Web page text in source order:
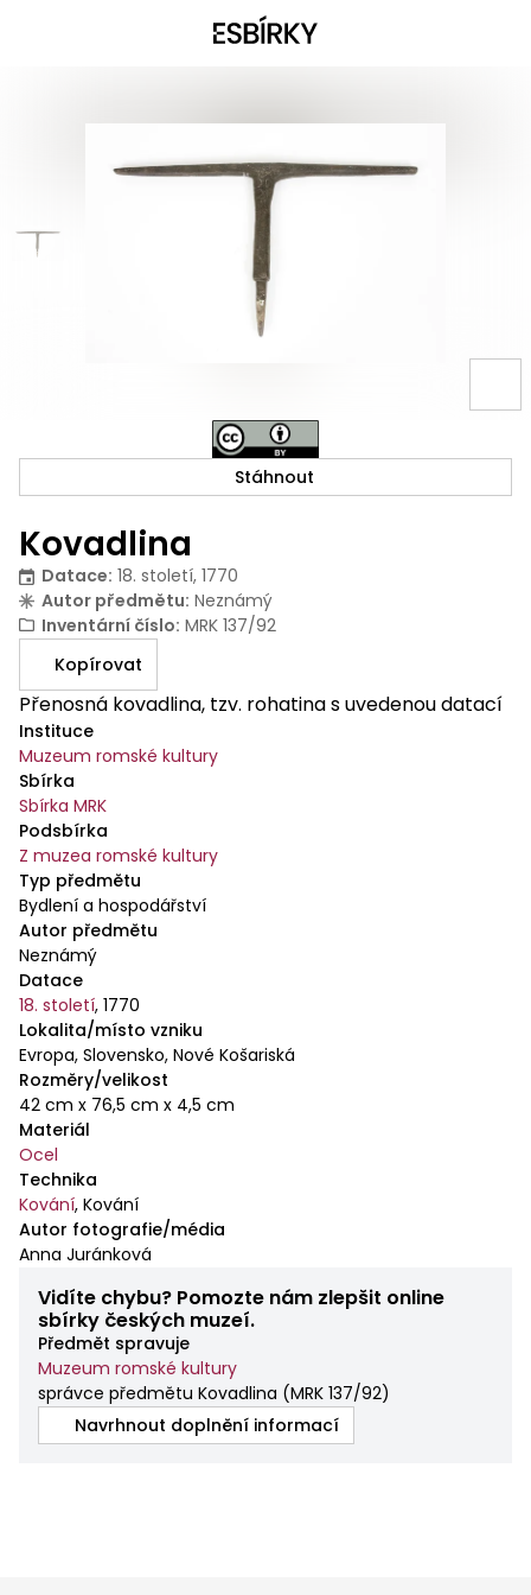
Kovadlina
Datace: 18. století, 1770
Autor předmětu: Neznámý
Inventární číslo: MRK 137/92
Kopírovat
Přenosná kovadlina, tzv. rohatina s uvedenou datací
Instituce
Muzeum romské kultury
Sbírka
Sbírka MRK
Podsbírka
Z muzea romské kultury
Typ předmětu
Bydlení a hospodářství
Autor předmětu
Neznámý
Datace
18. století, 1770
Lokalita/místo vzniku
Evropa, Slovensko, Nové Košariská
Rozměry/velikost
42 cm x 76,5 cm x 4,5 cm
Materiál
Ocel
Technika
Kování, Kování
Autor fotografie/média
Anna Juránková
Vidíte chybu? Pomozte nám zlepšit online
sbírky českých muzeí.
Předmět spravuje
Muzeum romské kultury
správce předmětu Kovadlina (MRK 137/92)
Navrhnout doplnění informací
Stáhnout